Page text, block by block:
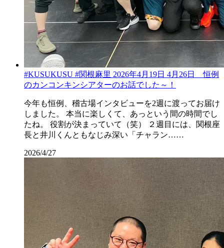
#KUSUKUSU #関根麻里 2026年4月19日 4月26日 恒例
のカンコンキンシアターのお話でした～！
今年も恒例、稽古場インタビューを2週に渡ってお届け
しました。 本当に楽しくて、あっという間の時間でし
たね。 役割が決まっていて（笑） ２週目には、関根座
長と井川くんともなじみ深い「チャラン……
2026/4/27